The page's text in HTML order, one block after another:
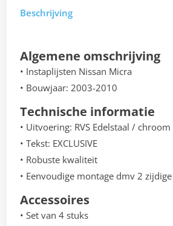
Beschrijving
Algemene omschrijving
• Instaplijsten Nissan Micra
• Bouwjaar: 2003-2010
Technische informatie
• Uitvoering: RVS Edelstaal / chroom
• Tekst: EXCLUSIVE
• Robuste kwaliteit
• Eenvoudige montage dmv 2
Accessoires
• Set van 4 stuks